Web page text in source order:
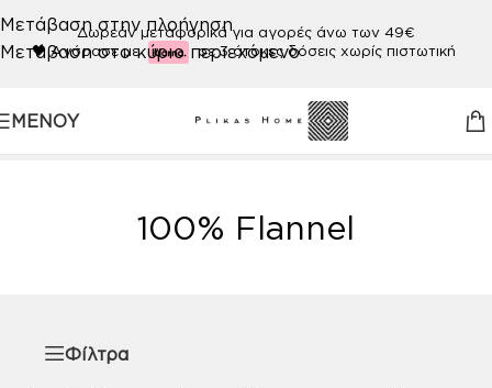
Μετάβαση στην πλοήγηση
Μετάβαση στο κύριο περιεχόμενο
Δωρεάν μεταφορικά για αγορές άνω των 49€
🖤Αγόρασε με σε 3 άτοκες δόσεις χωρίς πιστωτική
ΜΕΝΟΎ
Προϊόν ΠΟΙΟΤΗΤΑ/100% Flannel
100% Flannel
Φίλτρα